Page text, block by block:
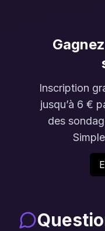
Inscription
jusqu’à 6 €
des